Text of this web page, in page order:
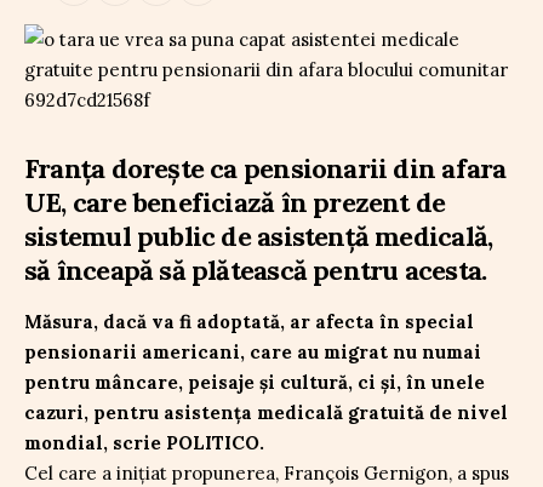
Franța dorește ca pensionarii din afara
UE, care beneficiază în prezent de
sistemul public de asistență medicală,
să înceapă să plătească pentru acesta.
Măsura, dacă va fi adoptată, ar afecta în special
pensionarii americani, care au migrat nu numai
pentru mâncare, peisaje și cultură, ci și, în unele
cazuri, pentru asistența medicală gratuită de nivel
mondial, scrie POLITICO.
Cel care a inițiat propunerea, François Gernigon, a spus